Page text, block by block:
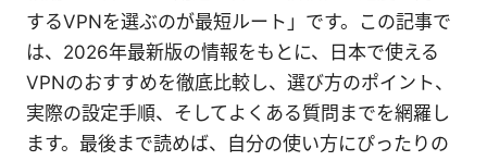
するVPNを選ぶのが最短ルート」です。この記事で
は、2026年最新版の情報をもとに、日本で使える
VPNのおすすめを徹底比較し、選び方のポイント、
実際の設定手順、そしてよくある質問までを網羅し
ます。最後まで読めば、自分の使い方にぴったりの